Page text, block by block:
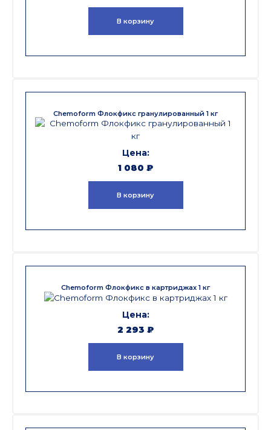
В корзину
Chemoform Флокфикс гранулированный 1 кг
1 080 ₽
В корзину
Chemoform Флокфикс в картриджах 1 кг
2 293 ₽
В корзину